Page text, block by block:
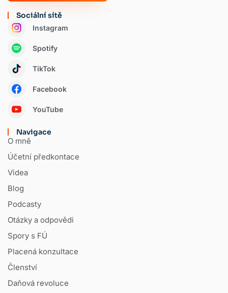
Sociální sítě
Instagram
Spotify
TikTok
Facebook
YouTube
Navigace
O mně
Účetní předkontace
Videa
Blog
Podcasty
Otázky a odpovědi
Spory s FÚ
Placená konzultace
Členství
Daňová revoluce